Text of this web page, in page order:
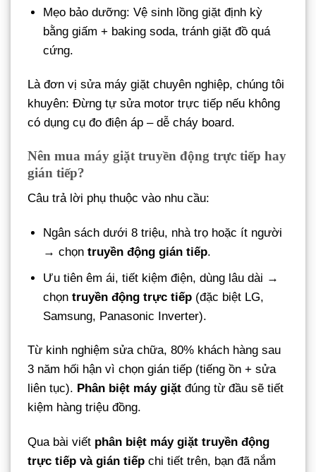
Mẹo bảo dưỡng: Vệ sinh lồng giặt định kỳ
bằng giấm + baking soda, tránh giặt đồ quá
cứng.
Là đơn vị sửa máy giặt chuyên nghiệp, chúng tôi
khuyên: Đừng tự sửa motor trực tiếp nếu không
có dụng cụ đo điện áp – dễ cháy board.
Nên mua máy giặt truyền động trực tiếp hay
gián tiếp?
Câu trả lời phụ thuộc vào nhu cầu:
Ngân sách dưới 8 triệu, nhà trọ hoặc ít người
→ chọntruyền động gián tiếp.
Ưu tiên êm ái, tiết kiệm điện, dùng lâu dài →
chọntruyền động trực tiếp (đặc biệt LG,
Samsung, Panasonic Inverter).
Từ kinh nghiệm sửa chữa, 80% khách hàng sau
3 năm hối hận vì chọn gián tiếp (tiếng ồn + sửa
liên tục). Phân biệt máy giặt đúng từ đầu sẽ tiết
kiệm hàng triệu đồng.
Qua bài viết phân biệt máy giặt truyền động
trực tiếp và gián tiếp chi tiết trên, bạn đã nắm